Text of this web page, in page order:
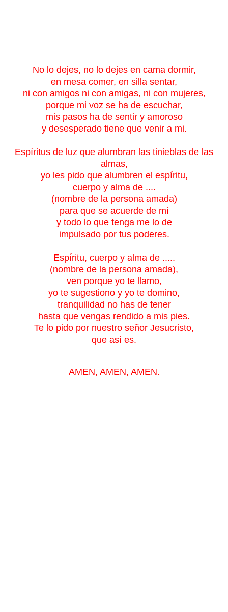
No lo dejes, no lo dejes en cama dormir,
en mesa comer, en silla sentar,
ni con amigos ni con amigas, ni con mujeres,
porque mi voz se ha de escuchar,
mis pasos ha de sentir y amoroso
y desesperado tiene que venir a mi.
Espíritus de luz que alumbran las tinieblas de las
almas,
yo les pido que alumbren el espíritu,
cuerpo y alma de ....
(nombre de la persona amada)
para que se acuerde de mí
y todo lo que tenga me lo de
impulsado por tus poderes.
Espíritu, cuerpo y alma de .....
(nombre de la persona amada),
ven porque yo te llamo,
yo te sugestiono y yo te domino,
tranquilidad no has de tener
hasta que vengas rendido a mis pies.
Te lo pido por nuestro señor Jesucristo,
que así es.
AMEN, AMEN, AMEN.